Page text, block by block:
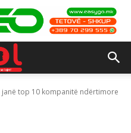
janë top 10 kompanitë ndërtimore